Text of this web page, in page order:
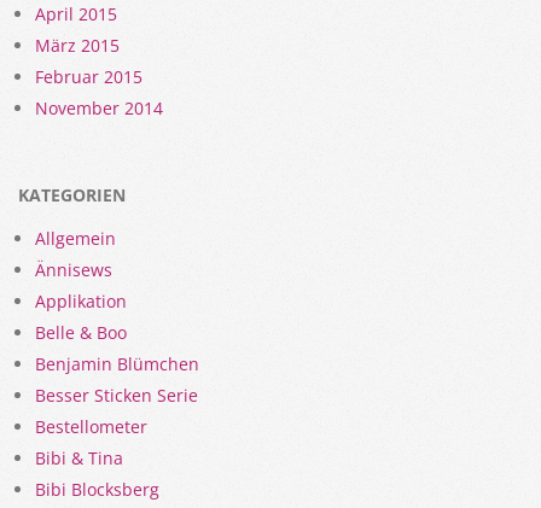
April 2015
März 2015
Februar 2015
November 2014
KATEGORIEN
Allgemein
Ännisews
Applikation
Belle & Boo
Benjamin Blümchen
Besser Sticken Serie
Bestellometer
Bibi & Tina
Bibi Blocksberg